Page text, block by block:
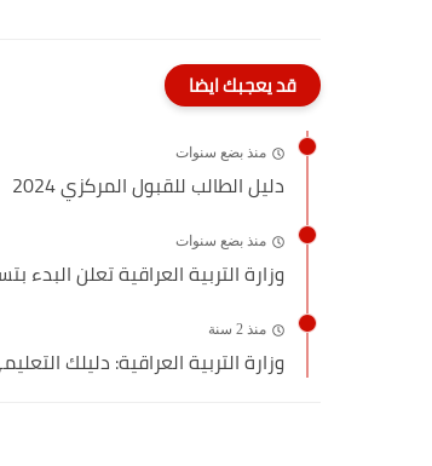
قد يعجبك ايضا
منذ بضع سنوات
دليل الطالب للقبول المركزي 2024
منذ بضع سنوات
وزارة التربية العراقية تعلن البدء
منذ 2 سنة
وزارة التربية العراقية: دليلك